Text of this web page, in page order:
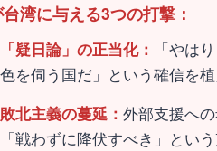
湾に与える3つの打撃：
「疑日論」の正当化：
「やは
色を伺う国だ」という確信を植
敗北主義の蔓延：外部支援へ
「戦わずに降伏すべき」という